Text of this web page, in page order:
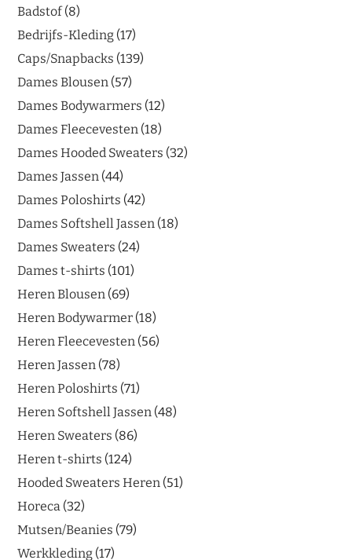
Badstof 8
Bedrijfs-Kleding 17
Caps/Snapbacks 139
Dames Blousen 57
Dames Bodywarmers 12
Dames Fleecevesten 18
Dames Hooded Sweaters 32
Dames Jassen 44
Dames Poloshirts 42
Dames Softshell Jassen 18
Dames Sweaters 24
Dames t-shirts 101
Heren Blousen 69
Heren Bodywarmer 18
Heren Fleecevesten 56
Heren Jassen 78
Heren Poloshirts 71
Heren Softshell Jassen 48
Heren Sweaters 86
Heren t-shirts 124
Hooded Sweaters Heren 51
Horeca 32
Mutsen/Beanies 79
Werkkleding 17